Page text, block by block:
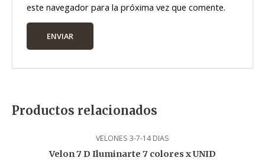
este navegador para la próxima vez que comente.
Productos relacionados
VELONES 3-7-14 DIAS
Velon 7 D Iluminarte 7 colores x UNID